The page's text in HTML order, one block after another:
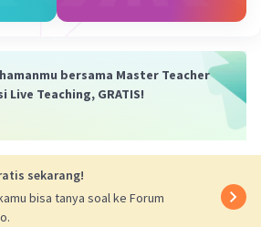
kepercayaan.
penerapan sila pertama Pancasila di
melaksanakan kegiatan ibadah,
menghormati agama dan kepercayaan
agama dan kepercayaan.
Balas
bersama Master Teacher
Live Teaching, GRATIS!
sekarang!
bisa tanya soal ke Forum